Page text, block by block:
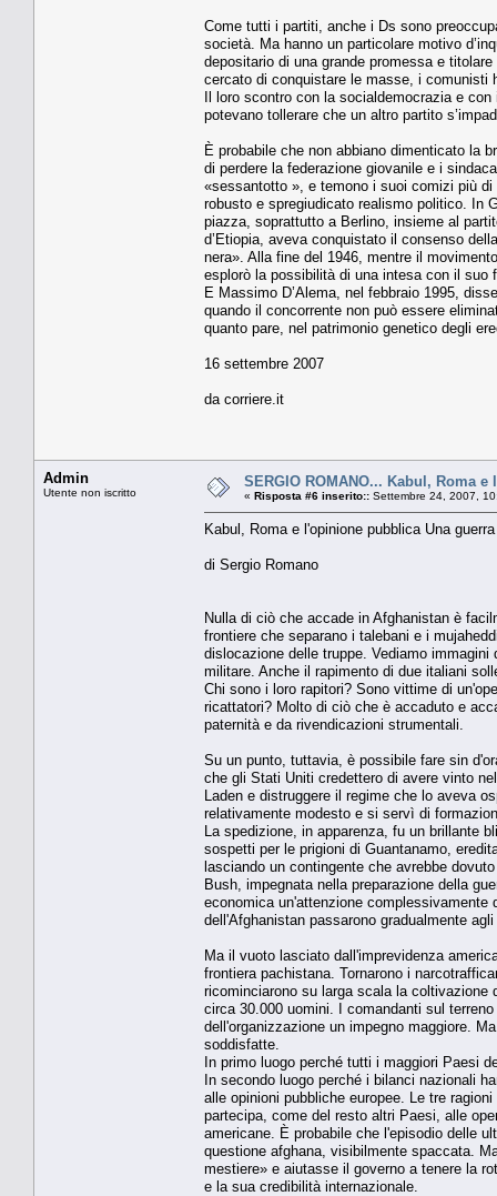
Come tutti i partiti, anche i Ds sono
società. Ma hanno un particolare motivo
depositario di una grande promessa e
cercato di conquistare le masse, i comunisti
Il loro scontro con la socialdemocrazia e
potevano tollerare che un altro partito
È probabile che non abbiano dimenticato la
di perdere la federazione giovanile e i
«sessantotto », e temono i suoi comizi più
robusto e spregiudicato realismo politico. In
piazza, soprattutto a Berlino, insieme al
d’Etiopia, aveva conquistato il consenso
nera». Alla fine del 1946, mentre il
esplorò la possibilità di una intesa con il suo
E Massimo D’Alema, nel febbraio 1995,
quando il concorrente non può essere
quanto pare, nel patrimonio genetico degli
16 settembre 2007
da corriere.it
Admin
Utente non iscritto
SERGIO ROMANO... Kabul, Roma
« Risposta #6 inserito:: Settembre 24, 2007,
Kabul, Roma e l'opinione pubblica Una
di Sergio Romano
Nulla di ciò che accade in Afghanistan è
frontiere che separano i talebani e i
dislocazione delle truppe. Vediamo
militare. Anche il rapimento di due italiani
Chi sono i loro rapitori? Sono vittime di
ricattatori? Molto di ciò che è accaduto e
paternità e da rivendicazioni strumentali.
Su un punto, tuttavia, è possibile fare sin
che gli Stati Uniti credettero di avere vinto
Laden e distruggere il regime che lo aveva
relativamente modesto e si servì di
La spedizione, in apparenza, fu un brillante
sospetti per le prigioni di Guantanamo,
lasciando un contingente che avrebbe
Bush, impegnata nella preparazione della
economica un'attenzione
dell'Afghanistan passarono gradualmente
Ma il vuoto lasciato dall'imprevidenza
frontiera pachistana. Tornarono i
ricominciarono su larga scala la coltivazione
circa 30.000 uomini. I comandanti sul
dell'organizzazione un impegno maggiore.
soddisfatte.
In primo luogo perché tutti i maggiori Paesi
In secondo luogo perché i bilanci nazionali
alle opinioni pubbliche europee. Le tre
partecipa, come del resto altri Paesi, alle
americane. È probabile che l'episodio delle
questione afghana, visibilmente spaccata.
mestiere» e aiutasse il governo a tenere la
e la sua credibilità internazionale.